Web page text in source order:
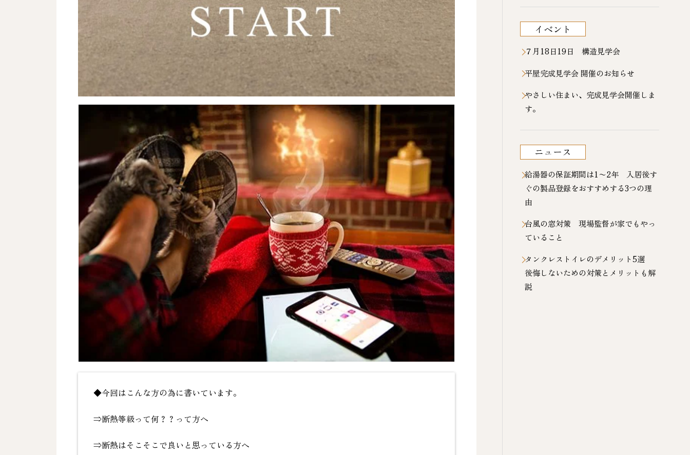
◆今回はこんな方の為に書いています。
⇒断熱等級って何？？って方へ
⇒断熱はそこそこで良いと思っている方へ
イベント
７月18日19日 構造見学会
平屋完成見学会 開催のお知らせ
やさしい住まい、完成見学会開催しま
す。
ニュース
給湯器の保証期間は1〜2年 入居後す
ぐの製品登録をおすすめする3つの理
由
台風の窓対策 現場監督が家でもやっ
ていること
タンクレストイレのデメリット5選
後悔しないための対策とメリットも解
説